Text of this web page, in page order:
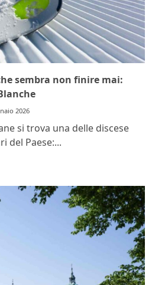
sembra non finire mai:
2026
si trova una delle discese
del Paese:...